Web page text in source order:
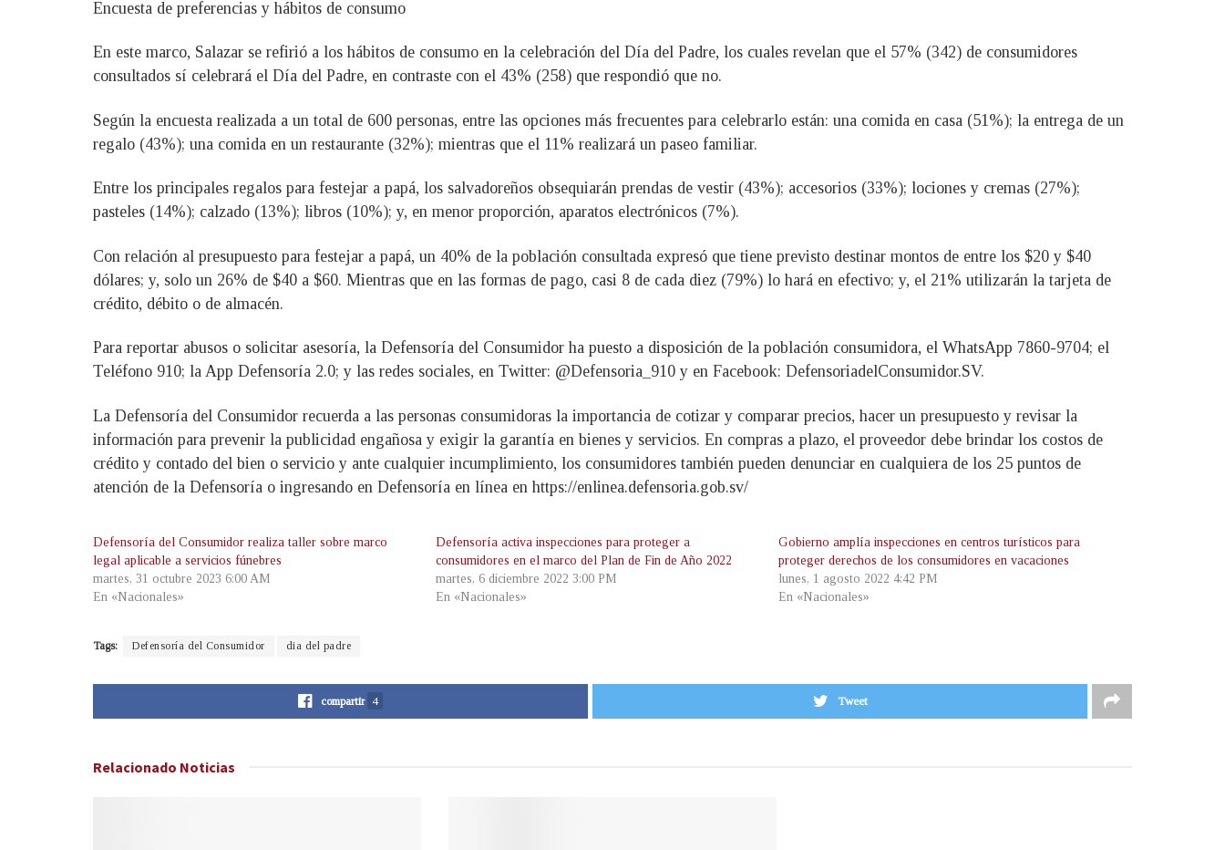
Encuesta de preferencias y hábitos de consumo
En este marco, Salazar se refirió a los hábitos de consumo en la celebración del Día del Padre, los cuales revelan que el 57% (342) de consumidores
consultados sí celebrará el Día del Padre, en contraste con el 43% (258) que respondió que no.
Según la encuesta realizada a un total de 600 personas, entre las opciones más frecuentes para celebrarlo están: una comida en casa (51%); la entrega de un
regalo (43%); una comida en un restaurante (32%); mientras que el 11% realizará un paseo familiar.
Entre los principales regalos para festejar a papá, los salvadoreños obsequiarán prendas de vestir (43%); accesorios (33%); lociones y cremas (27%);
pasteles (14%); calzado (13%); libros (10%); y, en menor proporción, aparatos electrónicos (7%).
Con relación al presupuesto para festejar a papá, un 40% de la población consultada expresó que tiene previsto destinar montos de entre los $20 y $40
dólares; y, solo un 26% de $40 a $60. Mientras que en las formas de pago, casi 8 de cada diez (79%) lo hará en efectivo; y, el 21% utilizarán la tarjeta de
crédito, débito o de almacén.
Para reportar abusos o solicitar asesoría, la Defensoría del Consumidor ha puesto a disposición de la población consumidora, el WhatsApp 7860-9704; el
Teléfono 910; la App Defensoría 2.0; y las redes sociales, en Twitter: @Defensoria_910 y en Facebook: DefensoriadelConsumidor.SV.
La Defensoría del Consumidor recuerda a las personas consumidoras la importancia de cotizar y comparar precios, hacer un presupuesto y revisar la
información para prevenir la publicidad engañosa y exigir la garantía en bienes y servicios. En compras a plazo, el proveedor debe brindar los costos de
crédito y contado del bien o servicio y ante cualquier incumplimiento, los consumidores también pueden denunciar en cualquiera de los 25 puntos de
atención de la Defensoría o ingresando en Defensoría en línea en https://enlinea.defensoria.gob.sv/
Defensoría del Consumidor realiza taller sobre marco
legal aplicable a servicios fúnebres
martes, 31 octubre 2023 6:00 AM
En «Nacionales»
Defensoría activa inspecciones para proteger a
consumidores en el marco del Plan de Fin de Año 2022
martes, 6 diciembre 2022 3:00 PM
En «Nacionales»
Gobierno amplía inspecciones en centros turísticos para
proteger derechos de los consumidores en vacaciones
lunes, 1 agosto 2022 4:42 PM
En «Nacionales»
Tags: Defensoría del Consumidor dia del padre
compartir 4 Tweet
Relacionado Noticias